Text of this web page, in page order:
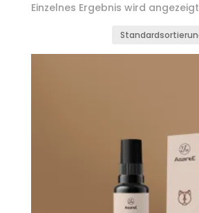
Einzelnes Ergebnis wird angezeigt